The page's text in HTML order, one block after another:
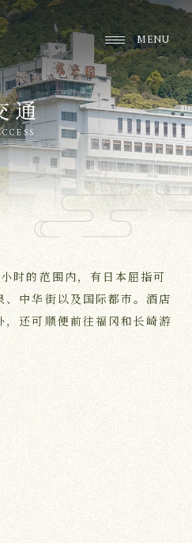
通
时的范围内，有日本屈指可
中华街以及国际都市。酒店
还可顺便前往福冈和长崎游